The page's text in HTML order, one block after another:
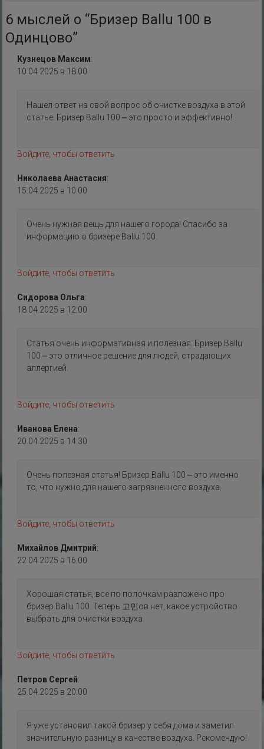
6 мыслей о “Бризер Ballu 100 в
Одинцово”
Кузнецов Максим:
10.04.2025 в 18:00
Нашел ответ на свой вопрос об очистке воздуха в этой
статье. Бризер Ballu 100 ⎼ это просто и эффективно!
Войдите, чтобы ответить
Николаева Анастасия:
15.04.2025 в 10:00
Очень нужная вещь для нашего города! Спасибо за
информацию о бризере Ballu 100.
Войдите, чтобы ответить
Сидорова Ольга:
18.04.2025 в 12:00
Статья очень информативная и полезная. Бризер Ballu
100 ⎼ это отличное решение для людей, страдающих
аллергией.
Войдите, чтобы ответить
Иванова Елена:
20.04.2025 в 14:30
Очень полезная статья! Бризер Ballu 100 ⎼ это именно
то, что нужно для нашего загрязненного воздуха.
Войдите, чтобы ответить
Михайлов Дмитрий:
22.04.2025 в 16:00
Хорошая статья, все по полочкам разложено про
бризер Ballu 100. Теперь 고민ов нет, какое устройство
выбрать для очистки воздуха.
Войдите, чтобы ответить
Петров Сергей:
25.04.2025 в 20:00
Я уже установил такой бризер у себя дома и заметил
значительную разницу в качестве воздуха. Рекомендую!